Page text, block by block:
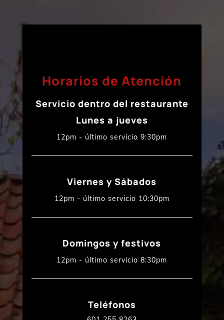
Horarios de Atención
Servicio dentro del restaurante
Lunes a jueves
12pm - último servicio 9:30pm
Viernes y Sábados
12pm - último servicio 10:30pm
Domingos y festivos
12pm - último servicio 8:30pm
Teléfonos